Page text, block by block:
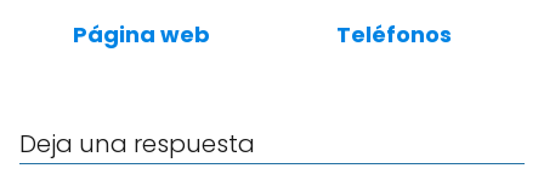
Página web Teléfonos
Deja una respuesta